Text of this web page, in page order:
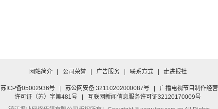
网站简介 | 公司荣誉 | 广告服务 | 联系方式 | 走进报社
苏ICP备05002936号 | 苏公网安备 32110202000087号 |
广播电视节目制作经营
许可证（苏）字第481号
|
互联网新闻信息服务许可证32120170009号